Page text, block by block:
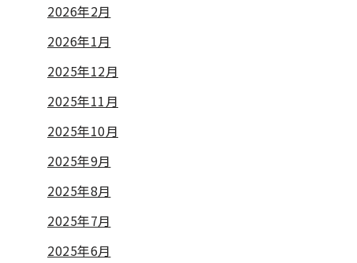
2026年2月
2026年1月
2025年12月
2025年11月
2025年10月
2025年9月
2025年8月
2025年7月
2025年6月